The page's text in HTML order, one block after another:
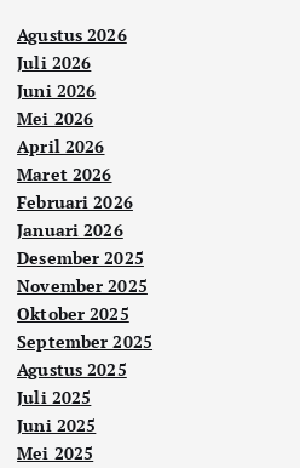
Agustus 2026
Juli 2026
Juni 2026
Mei 2026
April 2026
Maret 2026
Februari 2026
Januari 2026
Desember 2025
November 2025
Oktober 2025
September 2025
Agustus 2025
Juli 2025
Juni 2025
Mei 2025